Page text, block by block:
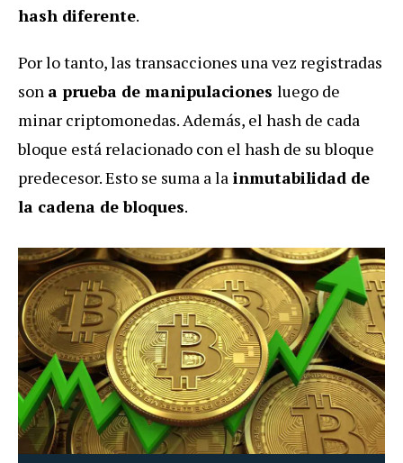
hash diferente.
Por lo tanto, las transacciones una vez registradas
son a prueba de manipulaciones luego de
minar criptomonedas. Además, el hash de cada
bloque está relacionado con el hash de su bloque
predecesor. Esto se suma a la inmutabilidad de
la cadena de bloques.